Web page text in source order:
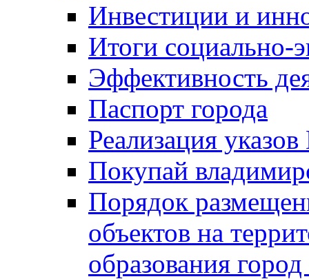
Инвестиции и
Итоги социально-
Эффективность
Паспорт города
Реализация
Покупай
Порядок
объектов на
образования